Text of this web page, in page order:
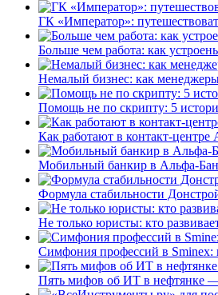
ГК «Император»:
Больше чем работа: как
Немалый бизнес: как
Помощь не по скрипту: 5
Как работают в контакт-
Мобильный банкир в Альфа-
Формула стабильности
Не только юристы: кто
Симфония профессий в Sminex:
Пять мифов об ИТ в нефтянке —